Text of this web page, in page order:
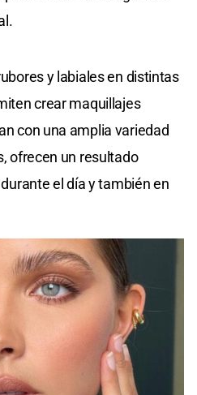
y labiales en distintas
crear maquillajes
con una amplia variedad
ofrecen un resultado
el día y también en